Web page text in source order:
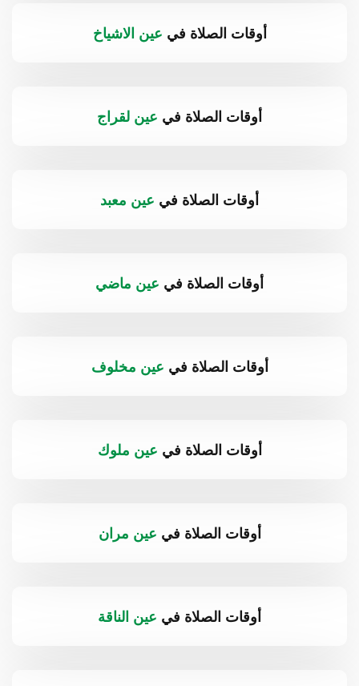
أوقات الصلاة في عين الاشياخ
أوقات الصلاة في عين لقراج
أوقات الصلاة في عين معبد
أوقات الصلاة في عين ماضي
أوقات الصلاة في عين مخلوف
أوقات الصلاة في عين ملوك
أوقات الصلاة في عين مران
أوقات الصلاة في عين الناقة